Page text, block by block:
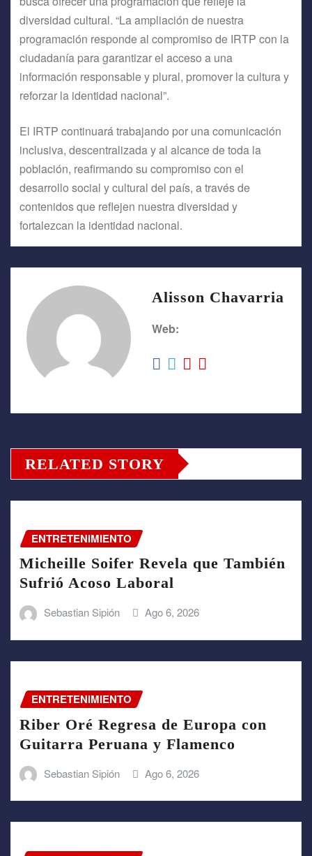
diversidad cultural. “La ampliación de nuestra
programación responde al compromiso de IRTP con la
ciudadanía para garantizar el acceso a una
información responsable y plural, promover la cultura y
reforzar la identidad nacional”.
El IRTP continuará trabajando por una comunicación
inclusiva, descentralizada y al alcance de toda la
población, reafirmando su compromiso con el
desarrollo social y cultural del país, a través de
contenidos que reflejen nuestra diversidad y
fortalezcan la identidad nacional.
Alisson Chavarria
Web:
RELATED STORY
ENTRETENIMIENTO
Micheille Soifer Revela que También
Sufrió Acoso Laboral
Sebastian Sipión Ago 6, 2026
ENTRETENIMIENTO
Riber Oré Regresa de Europa con
Guitarra Peruana y Flamenco
Sebastian Sipión Ago 6, 2026